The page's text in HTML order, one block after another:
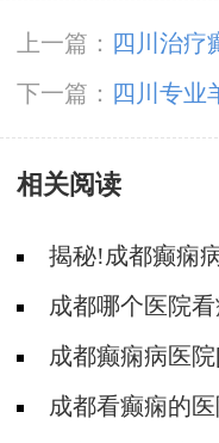
上一篇：
四川治疗
病多少钱?
下一篇：
四川专业
多久才能好?
相关阅读
揭秘!成都癫痫
多少钱?
成都哪个医院
什么心理?
成都癫痫病医
要吗?成都看癫痫的